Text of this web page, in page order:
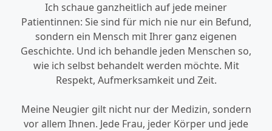
Ich schaue ganzheitlich auf jede meiner
Patientinnen: Sie sind für mich nie nur ein Befund,
sondern ein Mensch mit Ihrer ganz eigenen
Geschichte. Und ich behandle jeden Menschen so,
wie ich selbst behandelt werden möchte. Mit
Respekt, Aufmerksamkeit und Zeit.
Meine Neugier gilt nicht nur der Medizin, sondern
vor allem Ihnen. Jede Frau, jeder Körper und jede